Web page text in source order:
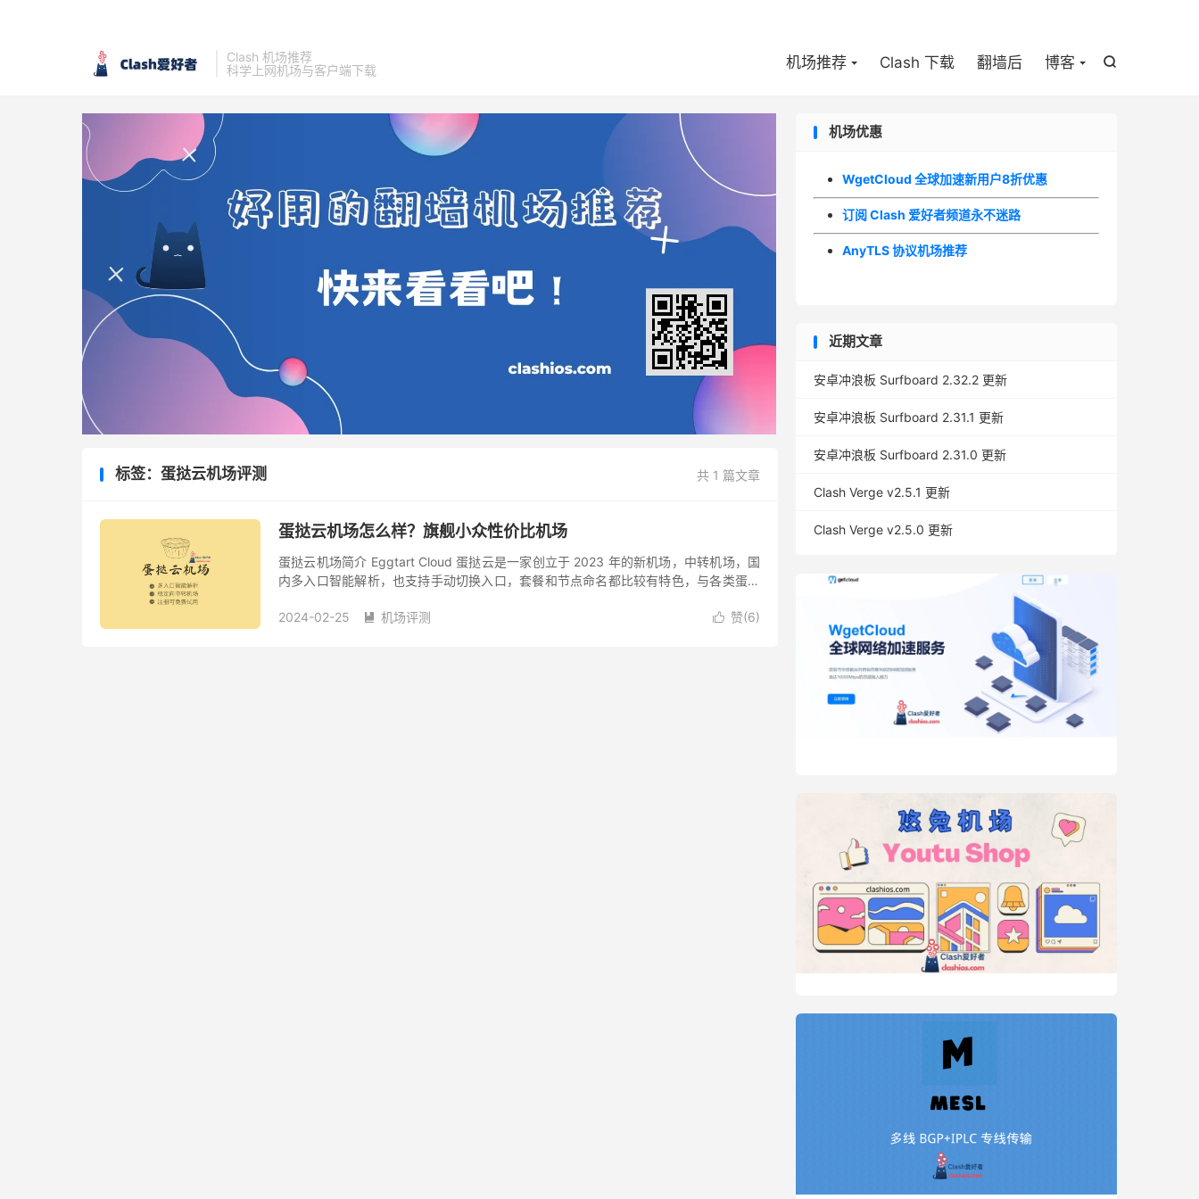
Clash 机场推荐
科学上网机场与客户端下载

机场推荐 Clash 下载 翻墙后 博客
共 1 篇文章
标签：蛋挞云机场评测
蛋挞云机场怎么样？旗舰小众性价比机场
蛋挞云机场简介 Eggtart Cloud 蛋挞云是一家创立于 2023 年的新机场，中转机场，国
内多入口智能解析，也支持手动切换入口，套餐和节点命名都比较有特色，与各类蛋挞
 赞(6)
2024-02-25  机场评测
机场优惠
WgetCloud 全球加速新用户8折优惠
订阅 Clash 爱好者频道永不迷路
AnyTLS 协议机场推荐
近期文章
安卓冲浪板 Surfboard 2.32.2 更新
安卓冲浪板 Surfboard 2.31.1 更新
安卓冲浪板 Surfboard 2.31.0 更新
Clash Verge v2.5.1 更新
Clash Verge v2.5.0 更新